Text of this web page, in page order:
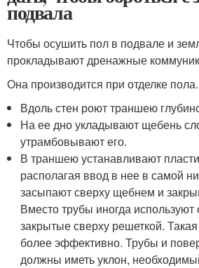
подвала
Чтобы осушить пол в подвале и
прокладывают дренажные
Она производится при отделке пола.
Вдоль стен роют траншею
На ее дно укладывают щебень
утрамбовывают его.
В траншею устанавливают
располагая ввод в нее в самой
засыпают сверху щебнем и
Вместо трубы иногда
закрытые сверху решеткой.
более эффективно. Трубы и
должны иметь уклон,